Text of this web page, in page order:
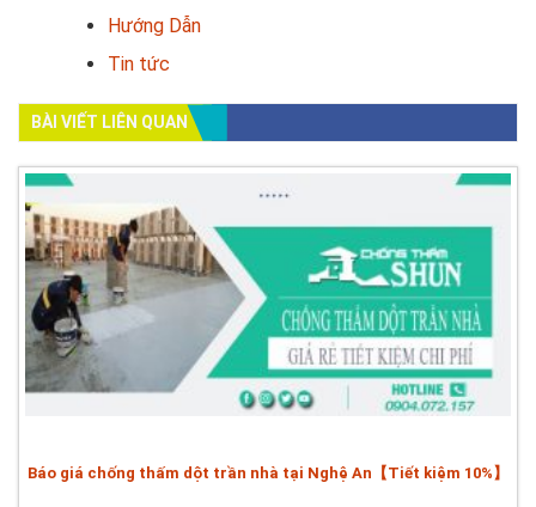
Hướng Dẫn
Tin tức
BÀI VIẾT LIÊN QUAN
Báo giá chống thấm dột trần nhà tại Nghệ An【Tiết kiệm 10%】